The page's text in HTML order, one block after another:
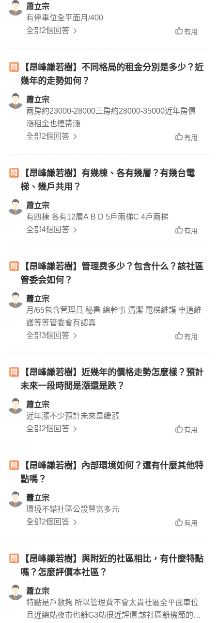
1、A2、C1、C5、D6格局都很方正，空間動線
流動很好，南北座向
蕭立宗
有停車位全平面月/400
全部2個回答
有用
【昂峰謙若樹】不同格局的租金分別是多少？近
幾年的走勢如何？
蕭立宗
兩房約23000-28000三房約28000-35000近年房價
漲租金也連帶漲
全部2個回答
有用
【昂峰謙若樹】有幾棟、各有幾層？有幾台電
梯、幾戶共用？
蕭立宗
有四棟 各有12層A B D 5戶兩梯C 4戶兩梯
全部4個回答
有用
【昂峰謙若樹】管理费多少？包含什么？該社區
管委会如何？
蕭立宗
月/65包含管理員 秘書 總幹事 清潔 電梯維護 車道維
護等等管委會有認真
全部3個回答
有用
【昂峰謙若樹】近幾年的價格走勢怎麼樣？預計
未來一段時間是漲還是跌？
蕭立宗
近年漲不少預計未來是緩漲
全部2個回答
有用
【昂峰謙若樹】內部環境如何？還有什麼其他特
點嗎？
蕭立宗
環境不錯社區公設豐富多元
全部2個回答
有用
【昂峰謙若樹】與附近的社區相比，有什麼特點
嗎？怎麼評價本社區？
蕭立宗
特點是戶數夠 所以管理費不會太貴社區全平面車位
且近總站夜市也離G3站很近評價:該社區離機節的商